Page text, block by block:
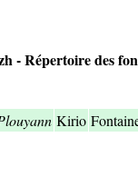
- Répertoire des
Kirio